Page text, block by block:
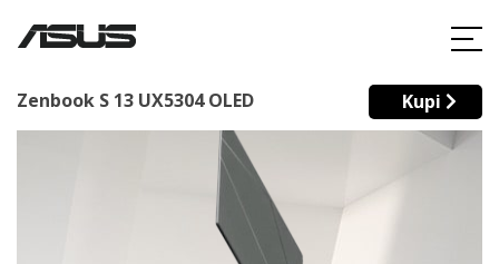
Zenbook S 13 UX5304 OLED Kupi